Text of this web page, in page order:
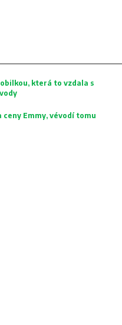
která to vzdala s
Emmy, vévodí tomu